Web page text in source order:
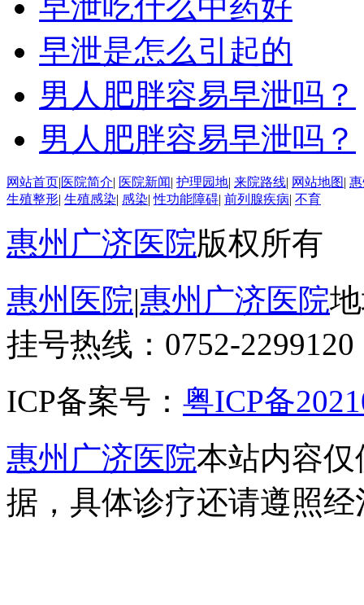
早泄是怎么引起的
男人肥胖容易早泄吗？
男人肥胖容易早泄吗？
网站首页|医院简介| 医院新闻| 护理园地| 来院路线| 网站地图|
生殖整形| 生殖感染| 感染|性功能障碍| 前列腺疾病| 不育
惠州广济医院版权所有
惠州医院|惠州广济医院
挂号热线：0752-2299120
ICP备案号： 粤ICP备
惠州广济医院本站内容
据，具体诊疗还请遵照